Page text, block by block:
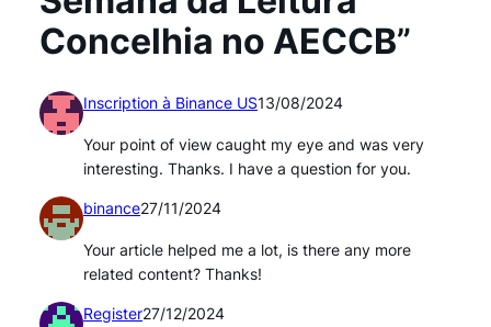
Concelhia no AECCB”
Inscription à Binance US13/08/2024
Your point of view caught my eye and was very
interesting. Thanks. I have a question for you.
binance27/11/2024
Your article helped me a lot, is there any more
related content? Thanks!
Register27/12/2024